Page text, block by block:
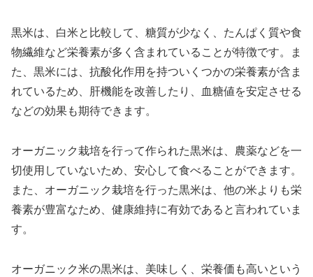
黒米は、白米と比較して、糖質が少なく、たんぱく質や食
物繊維など栄養素が多く含まれていることが特徴です。ま
た、黒米には、抗酸化作用を持ついくつかの栄養素が含ま
れているため、肝機能を改善したり、血糖値を安定させる
などの効果も期待できます。
オーガニック栽培を行って作られた黒米は、農薬などを一
切使用していないため、安心して食べることができます。
また、オーガニック栽培を行った黒米は、他の米よりも栄
養素が豊富なため、健康維持に有効であると言われていま
す。
オーガニック米の黒米は、美味しく、栄養価も高いという